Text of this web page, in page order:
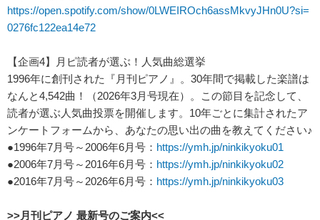
https://open.spotify.com/show/0LWEIROch6assMkvyJHn0U?si=
0276fc122ea14e72
【企画4】月ピ読者が選ぶ！人気曲総選挙
1996年に創刊された『月刊ピアノ』。30年間で掲載した楽譜は
なんと4,542曲！（2026年3月号現在）。この節目を記念して、
読者が選ぶ人気曲投票を開催します。10年ごとに集計されたア
ンケートフォームから、あなたの思い出の曲を教えてください♪
●1996年7月号～2006年6月号： https://ymh.jp/ninkikyoku01
●2006年7月号～2016年6月号： https://ymh.jp/ninkikyoku02
●2016年7月号～2026年6月号： https://ymh.jp/ninkikyoku03
>>月刊ピアノ 最新号のご案内<<